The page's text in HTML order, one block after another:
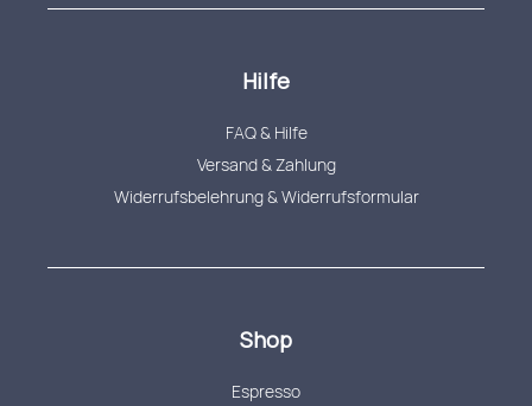
Hilfe
FAQ & Hilfe
Versand & Zahlung
Widerrufsbelehrung & Widerrufsformular
Shop
Espresso